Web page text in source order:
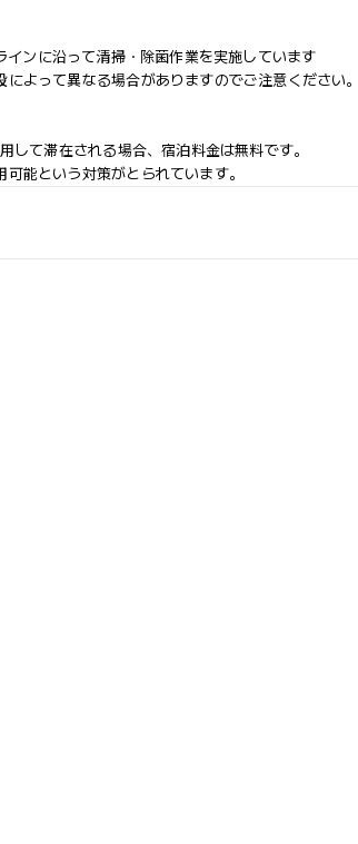
に沿って清掃・除菌作業を実施しています
よって異なる場合がありますのでご注意ください
て滞在される場合、宿泊料金は無料です。
能という対策がとられています。